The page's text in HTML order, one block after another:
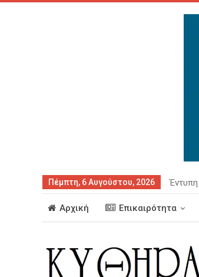
Πέμπτη, 6 Αυγούστου, 2026
Αρχική Επικαιρότητα